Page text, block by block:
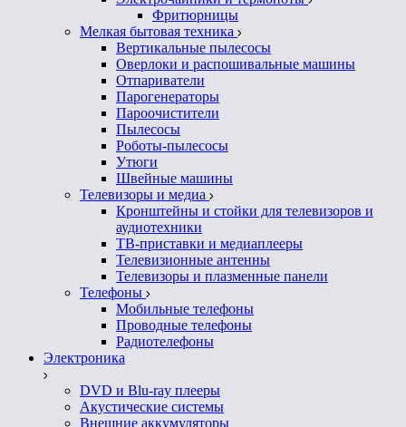
Фритюрницы
Мелкая бытовая техника
Вертикальные пылесосы
Оверлоки и распошивальные машины
Отпариватели
Парогенераторы
Пароочистители
Пылесосы
Роботы-пылесосы
Утюги
Швейные машины
Телевизоры и медиа
Кронштейны и стойки для телевизоров и
аудиотехники
ТВ-приставки и медиаплееры
Телевизионные антенны
Телевизоры и плазменные панели
Телефоны
Мобильные телефоны
Проводные телефоны
Радиотелефоны
Электроника
DVD и Blu-ray плееры
Акустические системы
Внешние аккумуляторы